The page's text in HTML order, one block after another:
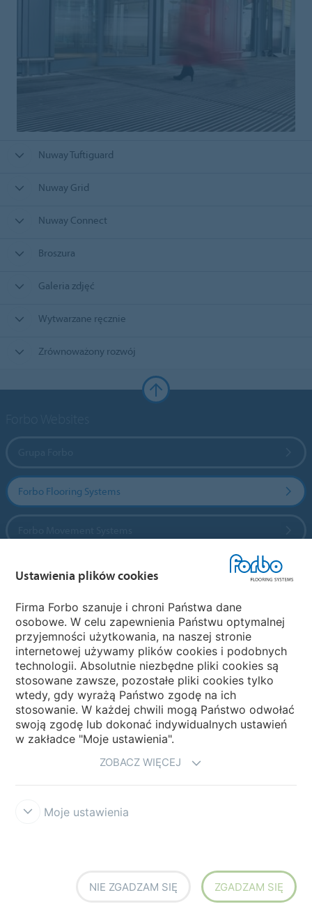
Nuway Tuftiguard
Nuway Grid
Nuway Connect
Broszura
Galeria zdjęć
Wytwarzane ręcznie
Zrównoważony rozwój
Forbo Flooring Systems
Wybierz kraj
My Forbo
NEWSLETTER
Ustawienia plików cookies
Firma Forbo szanuje i chroni Państwa dane
osobowe. W celu zapewnienia Państwu optymalnej
przyjemności użytkowania, na naszej stronie
internetowej używamy plików cookies i podobnych
technologii. Absolutnie niezbędne pliki cookies są
stosowane zawsze, pozostałe pliki cookies tylko
wtedy, gdy wyrażą Państwo zgodę na ich
stosowanie. W każdej chwili mogą Państwo odwołać
swoją zgodę lub dokonać indywidualnych ustawień
w zakładce "Moje ustawienia".
ZOBACZ WIĘCEJ
Moje ustawienia
NIE ZGADZAM SIĘ ZGADZAM SIĘ